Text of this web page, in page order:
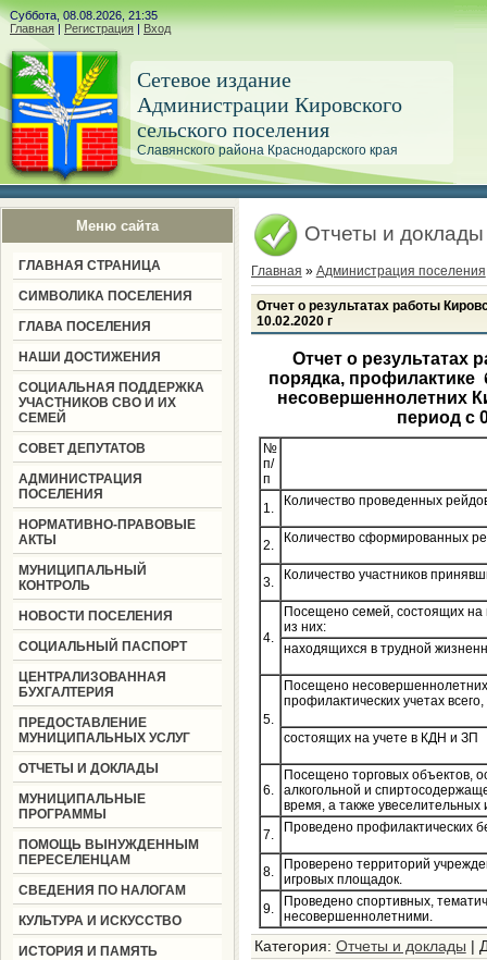
Суббота, 08.08.2026, 21:35
Главная | Регистрация | Вход
Сетевое издание
Администрации Кировского
сельского поселения
Славянского района Краснодарского края
Меню сайта
ГЛАВНАЯ СТРАНИЦА
СИМВОЛИКА ПОСЕЛЕНИЯ
ГЛАВА ПОСЕЛЕНИЯ
НАШИ ДОСТИЖЕНИЯ
СОЦИАЛЬНАЯ ПОДДЕРЖКА
УЧАСТНИКОВ СВО И ИХ
СЕМЕЙ
СОВЕТ ДЕПУТАТОВ
АДМИНИСТРАЦИЯ
ПОСЕЛЕНИЯ
НОРМАТИВНО-ПРАВОВЫЕ
АКТЫ
МУНИЦИПАЛЬНЫЙ
КОНТРОЛЬ
НОВОСТИ ПОСЕЛЕНИЯ
СОЦИАЛЬНЫЙ ПАСПОРТ
ЦЕНТРАЛИЗОВАННАЯ
БУХГАЛТЕРИЯ
ПРЕДОСТАВЛЕНИЕ
МУНИЦИПАЛЬНЫХ УСЛУГ
ОТЧЕТЫ И ДОКЛАДЫ
МУНИЦИПАЛЬНЫЕ
ПРОГРАММЫ
ПОМОЩЬ ВЫНУЖДЕННЫМ
ПЕРЕСЕЛЕНЦАМ
СВЕДЕНИЯ ПО НАЛОГАМ
КУЛЬТУРА И ИСКУССТВО
ИСТОРИЯ И ПАМЯТЬ
Отчеты и доклады
Главная » Администрация поселения
Отчет о результатах работы
10.02.2020 г
Отчет о результатах
порядка, профилактике
несовершеннолетних
период с
№
п/
п
1.
Количество проведенных
2. Количество сформированных
3. Количество участников
4.
Посещено семей, состоящих на
из них:
находящихся в трудной
5.
Посещено
профилактических учетах всего,
состоящих на учете в КДН и ЗП
6.
Посещено торговых объектов,
алкогольной и
время, а также
7.
Проведено профилактических
8.
Проверено территорий
игровых площадок.
9.
Проведено спортивных,
несовершеннолетними.
Категория: Отчеты и доклады